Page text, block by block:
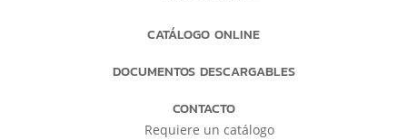
CATÁLOGO ONLINE
DOCUMENTOS DESCARGABLES
CONTACTO
Requiere un catálogo